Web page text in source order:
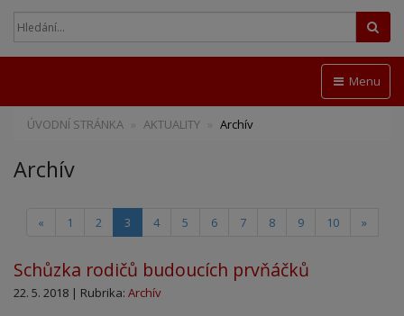
Menu
ÚVODNÍ STRÁNKA AKTUALITY Archív
Archív
« 1 2 3(current)
4 5 6 7 8 9 10 »
Schůzka rodičů budoucích prvňáčků
22. 5. 2018 | Rubrika: Archív